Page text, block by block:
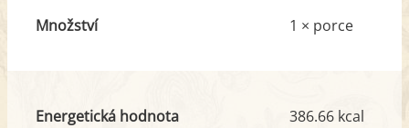
Množství 1 × porce
Energetická hodnota 386.66 kcal